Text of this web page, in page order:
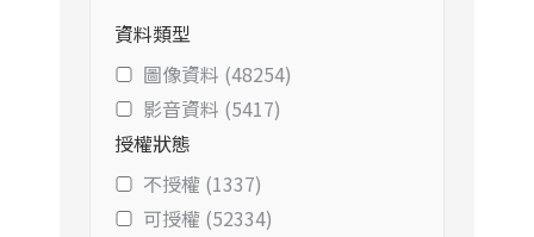
資料類型
圖像資料 (48254)
影音資料 (5417)
授權狀態
不授權 (1337)
可授權 (52334)